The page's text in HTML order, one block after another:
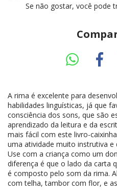
Se não gostar, você pode
A rima é excelente para
habilidades linguísticas, já que
consciência dos sons, que são
aprendizado da leitura e da
mais fácil com este livro-
uma atividade muito instrutiva e
Use com a criança como um
diferença é que o lado da carta
é composto pelo som da rima.
com telha, tambor com flor, e